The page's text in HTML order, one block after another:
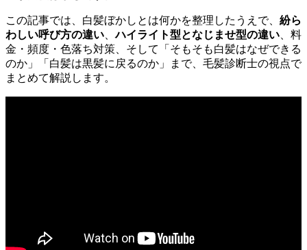
この記事では、白髪ぼかしとは何かを整理したうえで、 紛ら
わしい呼び方の違い 、ハイライト型となじませ型の違い 、料
金・頻度・色落ち対策、そして「そもそも白髪はなぜできる
のか」「白髪は黒髪に戻るのか」まで、毛髪診断士の視点で
まとめて解説します。